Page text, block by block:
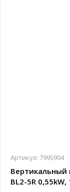
Артикул: 7995904
Вертикальный
BL2-5R 0,55kW,